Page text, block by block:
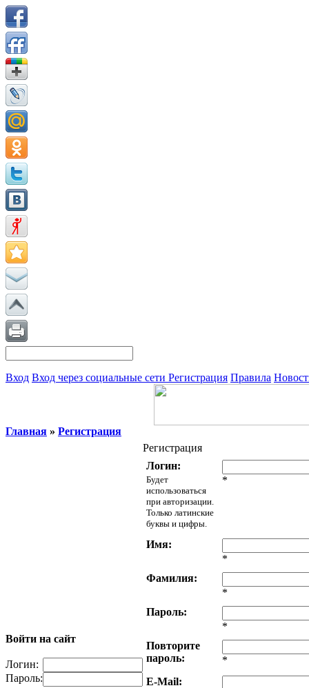
Вход Вход через социальные сети Регистрация Правила
Главная » Регистрация
Войти на сайт
Логин:
Пароль:
Регистрация
Логин:
Будет
использоваться
при авторизации.
Только латинские
буквы и цифры.
*
Имя:
*
Фамилия:
*
Пароль:
*
Повторите
пароль:
*
E-Mail: